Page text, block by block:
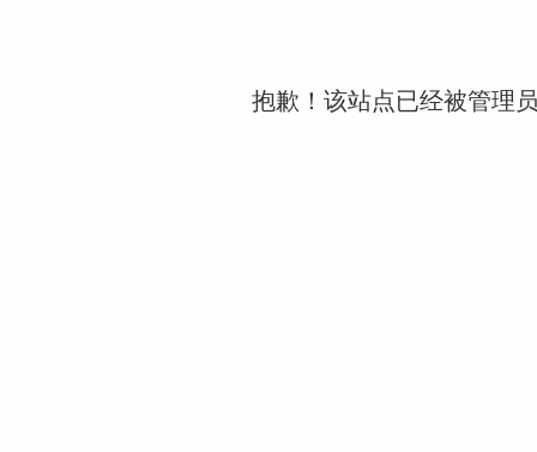
抱歉！该站点已经被管理